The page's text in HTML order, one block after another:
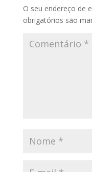
O seu endereço de
obrigatórios são